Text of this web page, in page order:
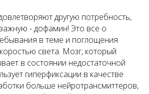
другую потребность,
- дофамин! Это все о
в теме и поглощения
света. Мозг, который
в состоянии недостаточной
гиперфиксации в качестве
больше нейротрансмиттеров,